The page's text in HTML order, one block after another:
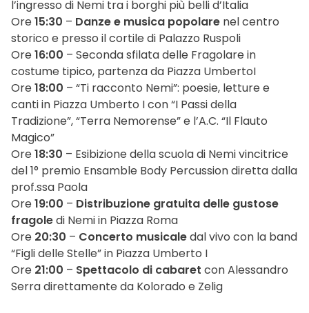
l’ingresso di Nemi tra i borghi più belli d’Italia
Ore15:30 – Danze e musica popolare nel centro
storico e presso il cortile di Palazzo Ruspoli
Ore16:00 – Seconda sfilata delle Fragolare in
costume tipico, partenza da Piazza UmbertoI
Ore18:00 – “Ti racconto Nemi”: poesie, letture e
canti in Piazza Umberto I con “I Passi della
Tradizione”, “Terra Nemorense” e l’A.C. “Il Flauto
Magico”
Ore18:30 – Esibizione della scuola di Nemi vincitrice
del 1° premio Ensamble Body Percussion diretta dalla
prof.ssa Paola
Ore19:00 – Distribuzione gratuita delle gustose
fragoledi Nemi in Piazza Roma
Ore 20:30 – Concerto musicaledal vivo con la band
“Figli delle Stelle” in Piazza Umberto I
Ore 21:00 – Spettacolo di cabaret con Alessandro
Serra direttamente da Kolorado e Zelig